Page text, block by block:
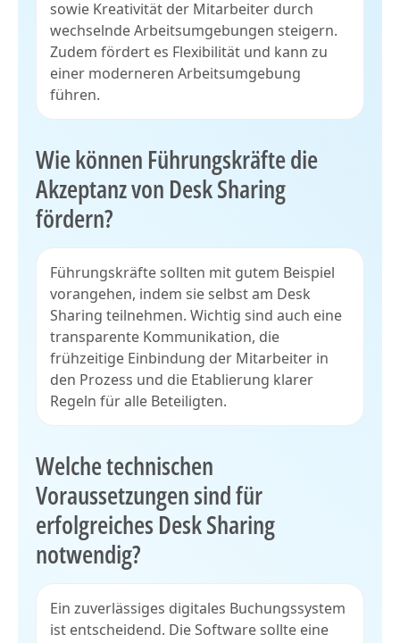
sowie Kreativität der Mitarbeiter durch
wechselnde Arbeitsumgebungen steigern.
Zudem fördert es Flexibilität und kann zu
einer moderneren Arbeitsumgebung
führen.
Wie können Führungskräfte die
Akzeptanz von Desk Sharing
fördern?
Führungskräfte sollten mit gutem Beispiel
vorangehen, indem sie selbst am Desk
Sharing teilnehmen. Wichtig sind auch eine
transparente Kommunikation, die
frühzeitige Einbindung der Mitarbeiter in
den Prozess und die Etablierung klarer
Regeln für alle Beteiligten.
Welche technischen
Voraussetzungen sind für
erfolgreiches Desk Sharing
notwendig?
Ein zuverlässiges digitales Buchungssystem
ist entscheidend. Die Software sollte eine